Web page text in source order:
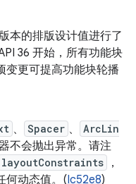
本的排版设计值进行了
36 开始，所有功能块
变更可提高功能块轮播
、 Spacer 、
ArcLin
不会抛出异常。请注
layoutConstraints
，
何动态值。(Ic52e8)